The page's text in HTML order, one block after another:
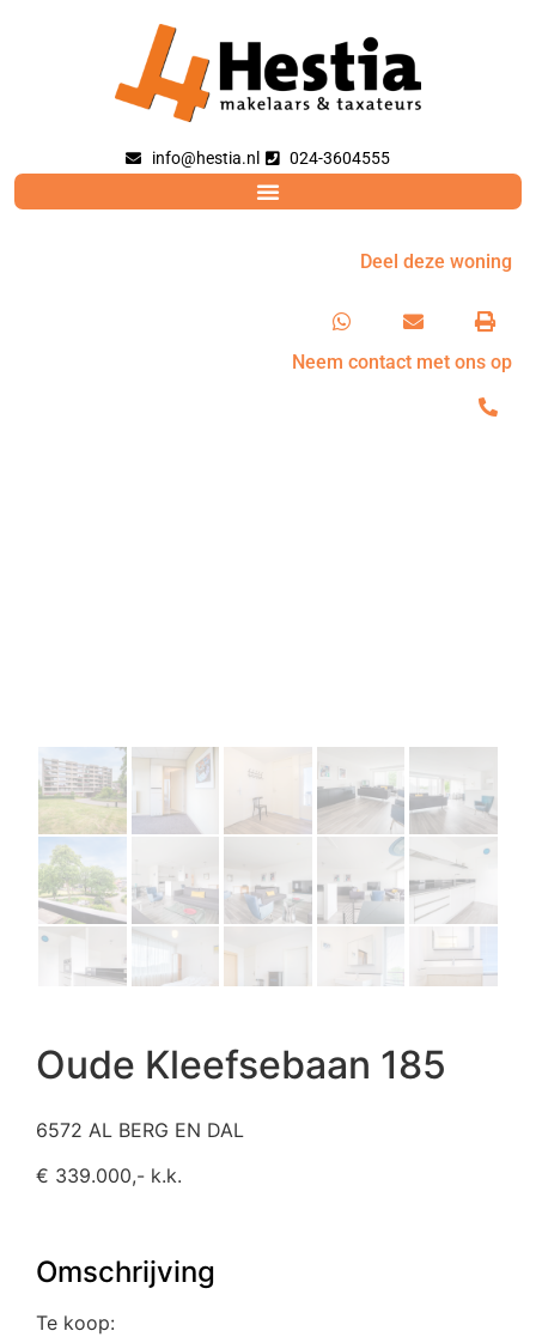
info@hestia.nl 024-3604555
Deel deze woning
Neem contact met ons op
Oude Kleefsebaan 185
6572 AL BERG EN DAL
€ 339.000,- k.k.
Omschrijving
Te koop: